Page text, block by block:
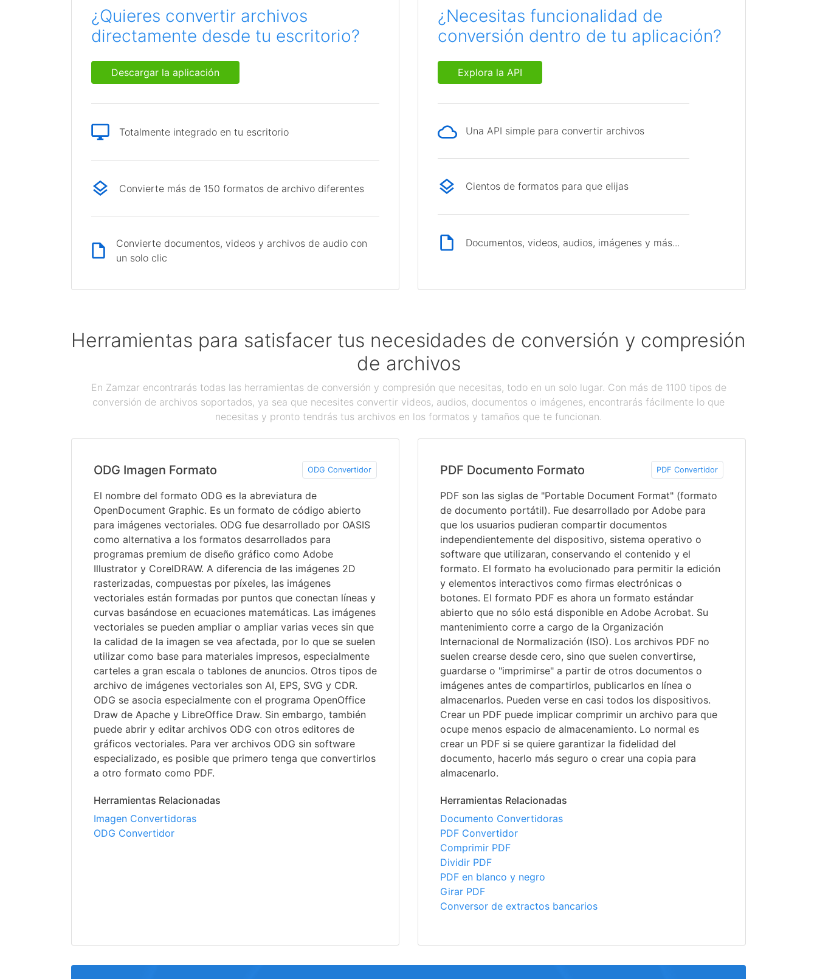
¿Quieres convertir archivos
directamente desde tu escritorio?
Descargar la aplicación
Totalmente integrado en tu escritorio
Convierte más de 150 formatos de archivo diferentes
Convierte documentos, videos y archivos de audio con
un solo clic
¿Necesitas funcionalidad de
conversión dentro de tu aplicación?
Explora la API
Una API simple para convertir archivos
Cientos de formatos para que elijas
Documentos, videos, audios, imágenes y más...
Herramientas para satisfacer tus necesidades de conversión y compresión
de archivos
En Zamzar encontrarás todas las herramientas de conversión y compresión que necesitas, todo en un solo lugar. Con más de 1100 tipos de
conversión de archivos soportados, ya sea que necesites convertir videos, audios, documentos o imágenes, encontrarás fácilmente lo que
necesitas y pronto tendrás tus archivos en los formatos y tamaños que te funcionan.
ODG Imagen Formato ODG Convertidor
El nombre del formato ODG es la abreviatura de
OpenDocument Graphic. Es un formato de código abierto
para imágenes vectoriales. ODG fue desarrollado por OASIS
como alternativa a los formatos desarrollados para
programas premium de diseño gráfico como Adobe
Illustrator y CorelDRAW. A diferencia de las imágenes 2D
rasterizadas, compuestas por píxeles, las imágenes
vectoriales están formadas por puntos que conectan líneas y
curvas basándose en ecuaciones matemáticas. Las imágenes
vectoriales se pueden ampliar o ampliar varias veces sin que
la calidad de la imagen se vea afectada, por lo que se suelen
utilizar como base para materiales impresos, especialmente
carteles a gran escala o tablones de anuncios. Otros tipos de
archivo de imágenes vectoriales son AI, EPS, SVG y CDR.
ODG se asocia especialmente con el programa OpenOffice
Draw de Apache y LibreOffice Draw. Sin embargo, también
puede abrir y editar archivos ODG con otros editores de
gráficos vectoriales. Para ver archivos ODG sin software
especializado, es posible que primero tenga que convertirlos
a otro formato como PDF.
Herramientas Relacionadas
Imagen Convertidoras
ODG Convertidor
PDF Documento Formato PDF Convertidor
PDF son las siglas de "Portable Document Format" (formato
de documento portátil). Fue desarrollado por Adobe para
que los usuarios pudieran compartir documentos
independientemente del dispositivo, sistema operativo o
software que utilizaran, conservando el contenido y el
formato. El formato ha evolucionado para permitir la edición
y elementos interactivos como firmas electrónicas o
botones. El formato PDF es ahora un formato estándar
abierto que no sólo está disponible en Adobe Acrobat. Su
mantenimiento corre a cargo de la Organización
Internacional de Normalización (ISO). Los archivos PDF no
suelen crearse desde cero, sino que suelen convertirse,
guardarse o "imprimirse" a partir de otros documentos o
imágenes antes de compartirlos, publicarlos en línea o
almacenarlos. Pueden verse en casi todos los dispositivos.
Crear un PDF puede implicar comprimir un archivo para que
ocupe menos espacio de almacenamiento. Lo normal es
crear un PDF si se quiere garantizar la fidelidad del
documento, hacerlo más seguro o crear una copia para
almacenarlo.
Herramientas Relacionadas
Documento Convertidoras
PDF Convertidor
Comprimir PDF
Dividir PDF
PDF en blanco y negro
Girar PDF
Conversor de extractos bancarios